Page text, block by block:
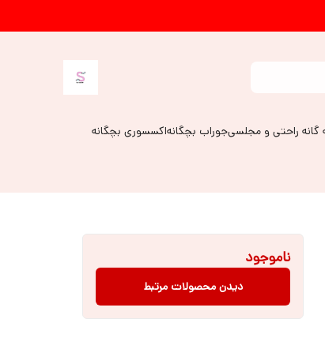
گانه راحتی و مجلسیجوراب بچگانهاکسسوری بچگانه
ناموجود
دیدن محصولات مرتبط